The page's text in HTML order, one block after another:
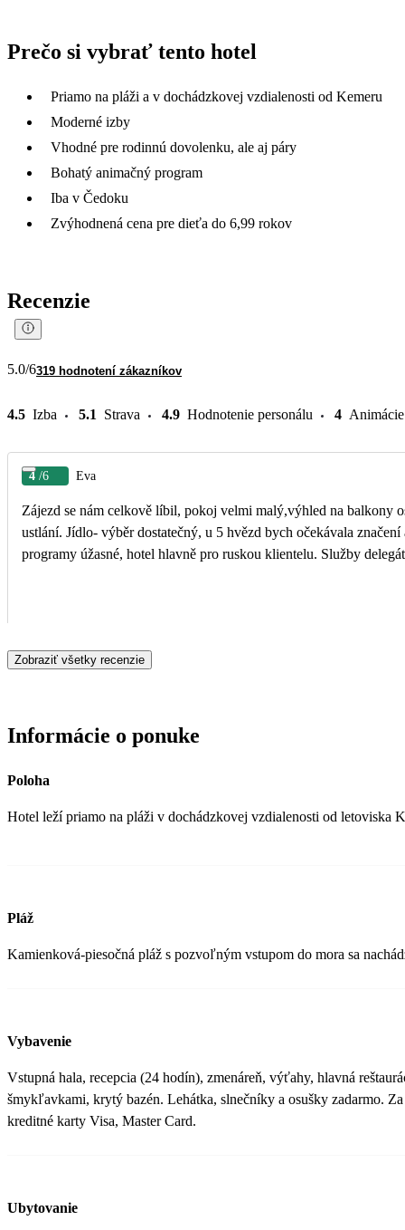
Prečo si vybrať tento hotel
Priamo na pláži a v dochádzkovej vzdialenosti od Kemeru
Moderné izby
Vhodné pre rodinnú dovolenku, ale aj páry
Bohatý animačný program
Iba v Čedoku
Zvýhodnená cena pre dieťa do 6,99 rokov
Recenzie
5.0/6319 hodnotení zákazníkov
4.5 Izba 5.1 Strava 4.9 Hodnotenie personálu 4 Animácie
4 /6 Eva
Zájezd se nám celkově líbil, pokoj velmi malý,výhled na balkony
ustlání. Jídlo- výběr dostatečný, u 5 hvězd bych očekávala
programy úžasné, hotel hlavně pro ruskou klientelu. Služby
Zobraziť všetky recenzie
Informácie o ponuke
Poloha
Hotel leží priamo na pláži v dochádzkovej vzdialenosti od letoviska
Pláž
Kamienková-piesočná pláž s pozvoľným vstupom do mora sa
Vybavenie
Vstupná hala, recepcia (24 hodín), zmenáreň, výťahy, hlavná
šmykľavkami, krytý bazén. Lehátka, slnečníky a osušky zadarmo.
kreditné karty Visa, Master Card.
Ubytovanie